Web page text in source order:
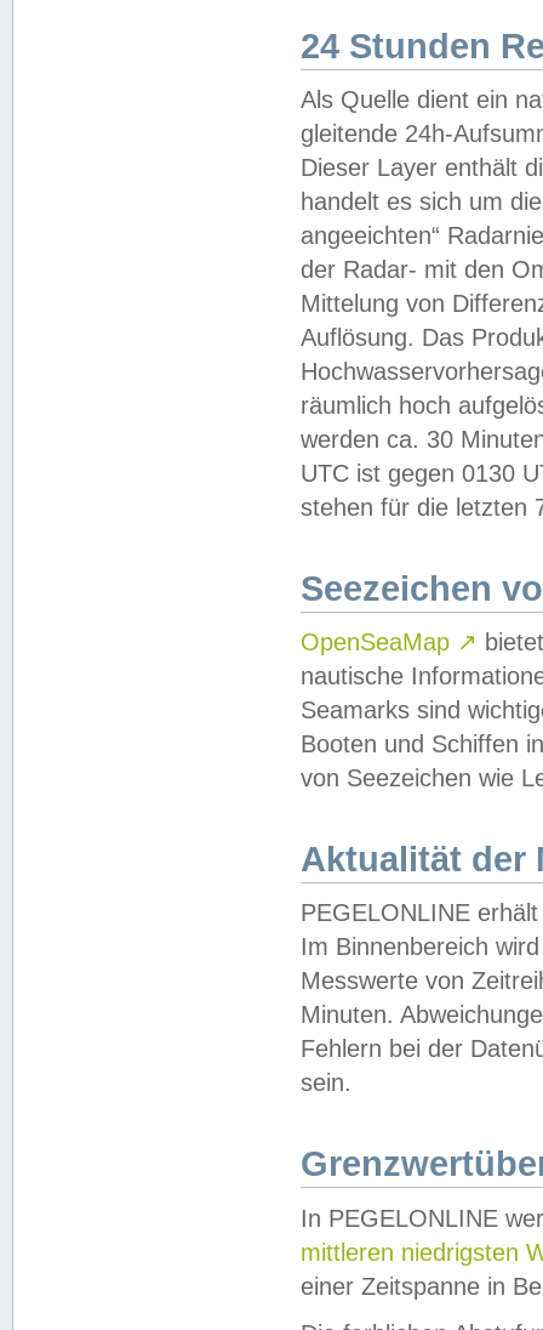
24 Stunden
Als Quelle dient ein
gleitende 24h-
Dieser Layer enthält
handelt es sich um
angeeichten“
der Radar- mit den
Mittelung von
Auflösung. Das
räumlich hoch
werden ca. 30
UTC ist gegen 0130
stehen für die letzten
Seezeichen
OpenSeaMap ↗
nautische
Seamarks sind
Booten und Schiffen
von Seezeichen wie
Aktualität der
PEGELONLINE
Im Binnenbereich
Messwerte von
Minuten.
Fehlern bei der
sein.
In PEGELONLINE
mittleren niedrigsten
einer Zeitspanne in